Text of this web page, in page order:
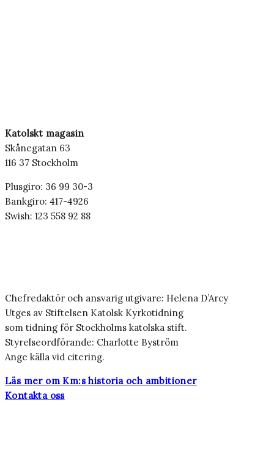
Katolskt magasin
Skånegatan 63
116 37 Stockholm
Plusgiro: 36 99 30-3
Bankgiro: 417-4926
Swish: 123 558 92 88
Chefredaktör och ansvarig utgivare: Helena D’Arcy
Utges av Stiftelsen Katolsk Kyrkotidning
som tidning för Stockholms katolska stift.
Styrelseordförande: Charlotte Byström
Ange källa vid citering.
Läs mer om Km:s historia och ambitioner
Kontakta oss